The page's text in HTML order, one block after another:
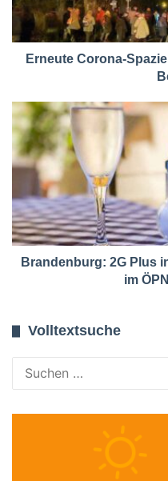
Erneute Corona-
Brandenburg: 2G Plus
im
Volltextsuche